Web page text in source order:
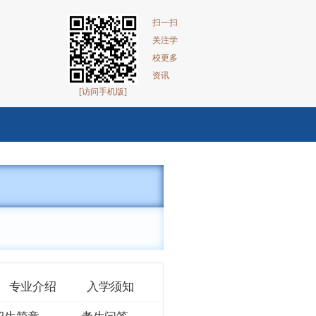
[访问手机版]
扫一扫
关注学
校更多
资讯
专业介绍 入学须知